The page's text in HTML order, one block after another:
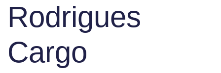
Rodrigues
Cargo